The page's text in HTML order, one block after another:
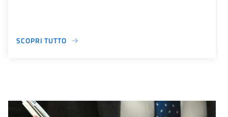
SCOPRI TUTTO